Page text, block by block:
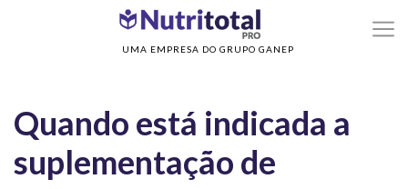
UMA EMPRESA DO GRUPO GANEP
Sem categoria> Quando está indicada a suplementação de creatina em
praticantes de atividade física?
Quando está indicada a
suplementação de